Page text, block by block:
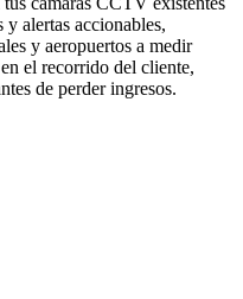
alertas accionables,
y aeropuertos a medir
el recorrido del cliente,
de perder ingresos.